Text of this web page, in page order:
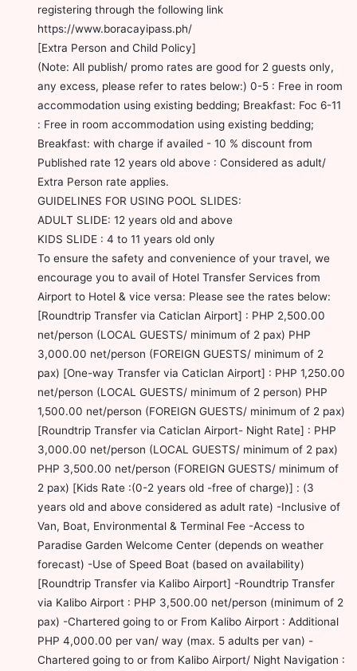
registering through the following link
https://www.boracayipass.ph/
[Extra Person and Child Policy]
(Note: All publish/ promo rates are good for 2 guests only,
any excess, please refer to rates below:) 0-5 : Free in room
accommodation using existing bedding; Breakfast: Foc 6-11
: Free in room accommodation using existing bedding;
Breakfast: with charge if availed - 10 % discount from
Published rate 12 years old above : Considered as adult/
Extra Person rate applies.
GUIDELINES FOR USING POOL SLIDES:
ADULT SLIDE: 12 years old and above
KIDS SLIDE : 4 to 11 years old only
To ensure the safety and convenience of your travel, we
encourage you to avail of Hotel Transfer Services from
Airport to Hotel & vice versa: Please see the rates below:
[Roundtrip Transfer via Caticlan Airport] : PHP 2,500.00
net/person (LOCAL GUESTS/ minimum of 2 pax) PHP
3,000.00 net/person (FOREIGN GUESTS/ minimum of 2
pax) [One-way Transfer via Caticlan Airport] : PHP 1,250.00
net/person (LOCAL GUESTS/ minimum of 2 person) PHP
1,500.00 net/person (FOREIGN GUESTS/ minimum of 2 pax)
[Roundtrip Transfer via Caticlan Airport- Night Rate] : PHP
3,000.00 net/person (LOCAL GUESTS/ minimum of 2 pax)
PHP 3,500.00 net/person (FOREIGN GUESTS/ minimum of
2 pax) [Kids Rate :(0-2 years old -free of charge)] : (3
years old and above considered as adult rate) -Inclusive of
Van, Boat, Environmental & Terminal Fee -Access to
Paradise Garden Welcome Center (depends on weather
forecast) -Use of Speed Boat (based on availability)
[Roundtrip Transfer via Kalibo Airport] -Roundtrip Transfer
via Kalibo Airport : PHP 3,500.00 net/person (minimum of 2
pax) -Chartered going to or From Kalibo Airport : Additional
PHP 4,000.00 per van/ way (max. 5 adults per van) -
Chartered going to or from Kalibo Airport/ Night Navigation :